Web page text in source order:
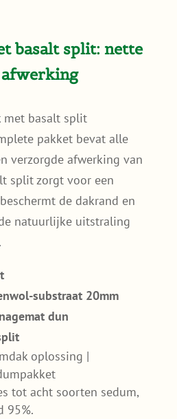
basalt split: nette
afwerking
met basalt split
pakket bevat alle
verzorgde afwerking van
split zorgt voor een
de dakrand en
natuurlijke uitstraling
substraat 20mm
dun
oplossing |
tot acht soorten sedum,
95%.